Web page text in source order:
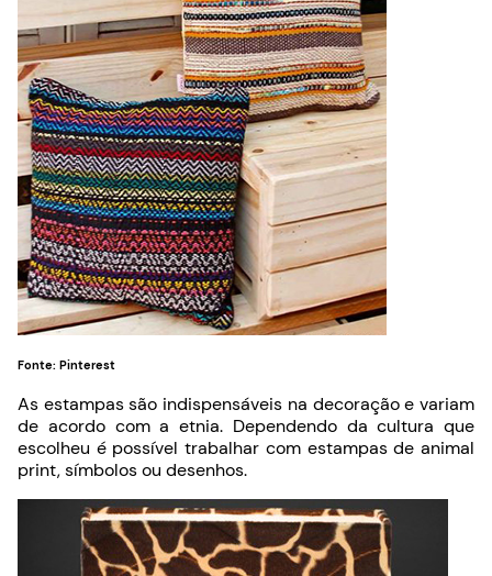
Fonte: Pinterest
As estampas são indispensáveis na decoração e variam
de acordo com a etnia. Dependendo da cultura que
escolheu é possível trabalhar com estampas de animal
print, símbolos ou desenhos.